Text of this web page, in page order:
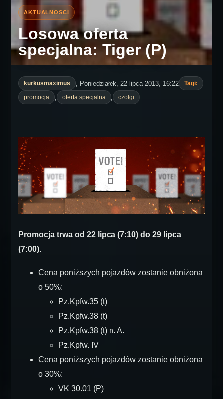
Losowa oferta
specjalna: Tiger (P)
kurkusmaximus , Poniedziałek, 22 lipca 2013, 16:22
Tagi:
promocja
oferta specjalna czołgi
Promocja trwa od 22 lipca (7:10) do 29 lipca
(7:00).
Cena poniższych pojazdów zostanie obniżona
o 50%:
Pz.Kpfw.35 (t)
Pz.Kpfw.38 (t)
Pz.Kpfw.38 (t) n. A.
Pz.Kpfw. IV
Cena poniższych pojazdów zostanie obniżona
o 30%:
VK 30.01 (P)